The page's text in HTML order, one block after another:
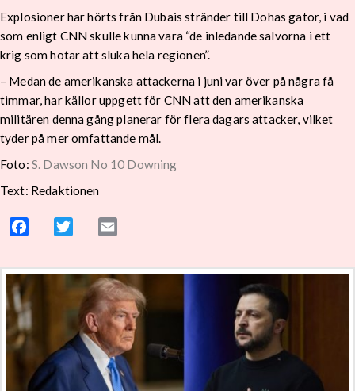
Explosioner har hörts från Dubais stränder till Dohas gator, i vad
som enligt CNN skulle kunna vara “de inledande salvorna i ett
krig som hotar att sluka hela regionen”.
– Medan de amerikanska attackerna i juni var över på några få
timmar, har källor uppgett för CNN att den amerikanska
militären denna gång planerar för flera dagars attacker, vilket
tyder på mer omfattande mål.
Foto: S. Dawson No 10 Downing
Text: Redaktionen
Facebook Twitter